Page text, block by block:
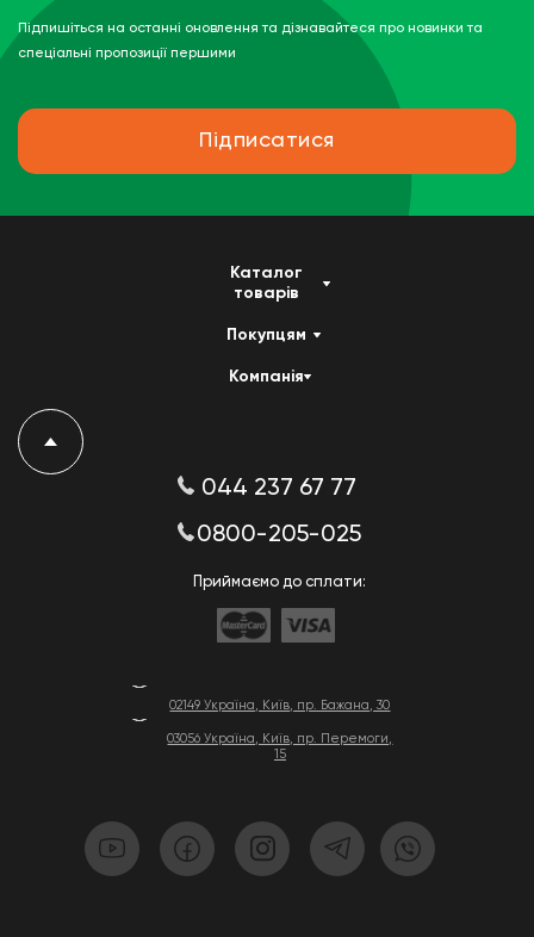
Підпишіться на останні оновлення та дізнавайтеся про новинки та
спеціальні пропозиції першими
Підписатися
02149 Україна, Київ, пр. Бажана, 30
03056 Україна, Київ, пр. Перемоги,
15
Каталог
товарів
Покупцям
Компанія
044 237 67 77
0800-205-025
Приймаємо до сплати: